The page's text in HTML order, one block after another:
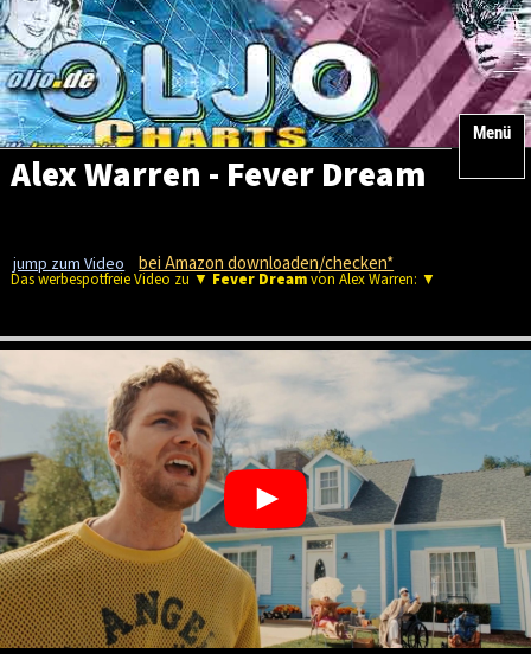
Menü
Alex Warren - Fever Dream
jump zum Video bei Amazon downloaden/checken*
Das werbespotfreie Video zu ▼ Fever Dreamvon Alex Warren: ▼